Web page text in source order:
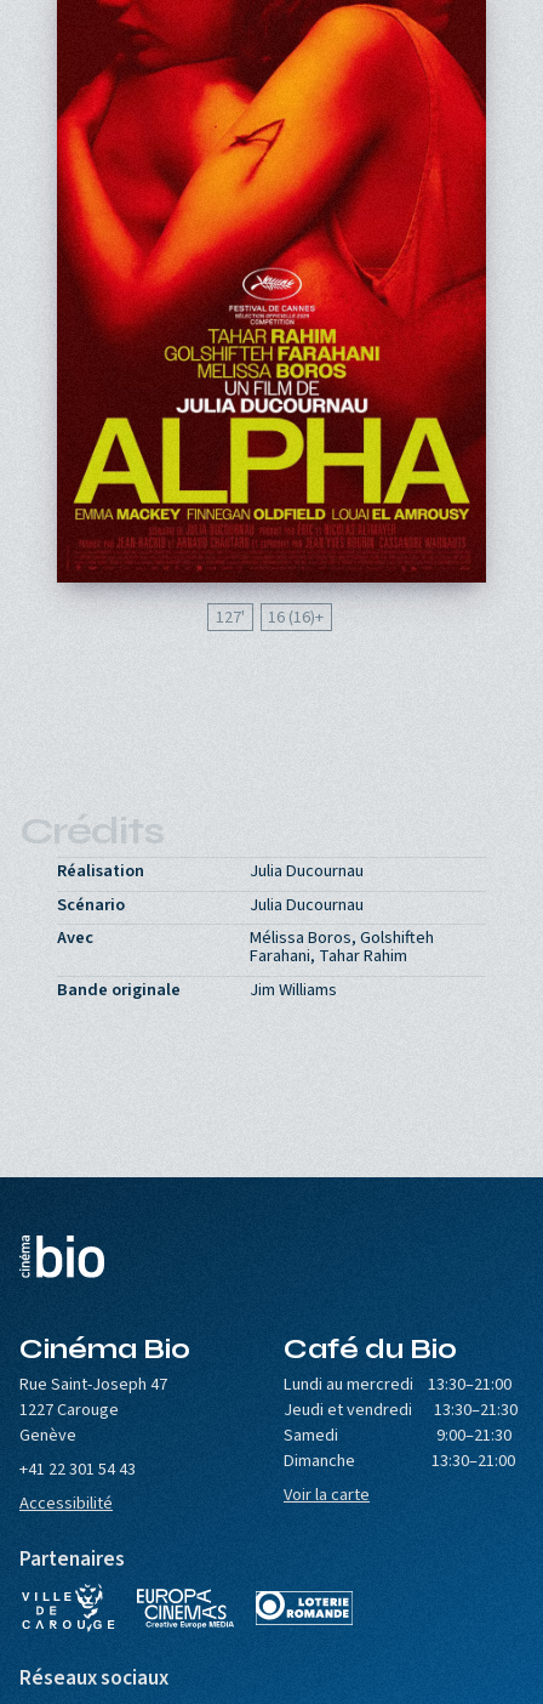
127' 16 (16)
Crédits
Réalisation
Julia Ducournau
Scénario
Julia Ducournau
Avec
Mélissa Boros, Golshifteh
Farahani, Tahar Rahim
Bande originale
Jim Williams
Cinéma Bio
Rue Saint-Joseph 47
1227 Carouge
Genève
+41 22 301 54 43
Accessibilité
Café du Bio
Lundi au mercredi 13:30–21:00
Jeudi et vendredi 13:30–21:30
Samedi 9:00–21:30
Dimanche 13:30–21:00
Voir la carte
Partenaires
Réseaux sociaux